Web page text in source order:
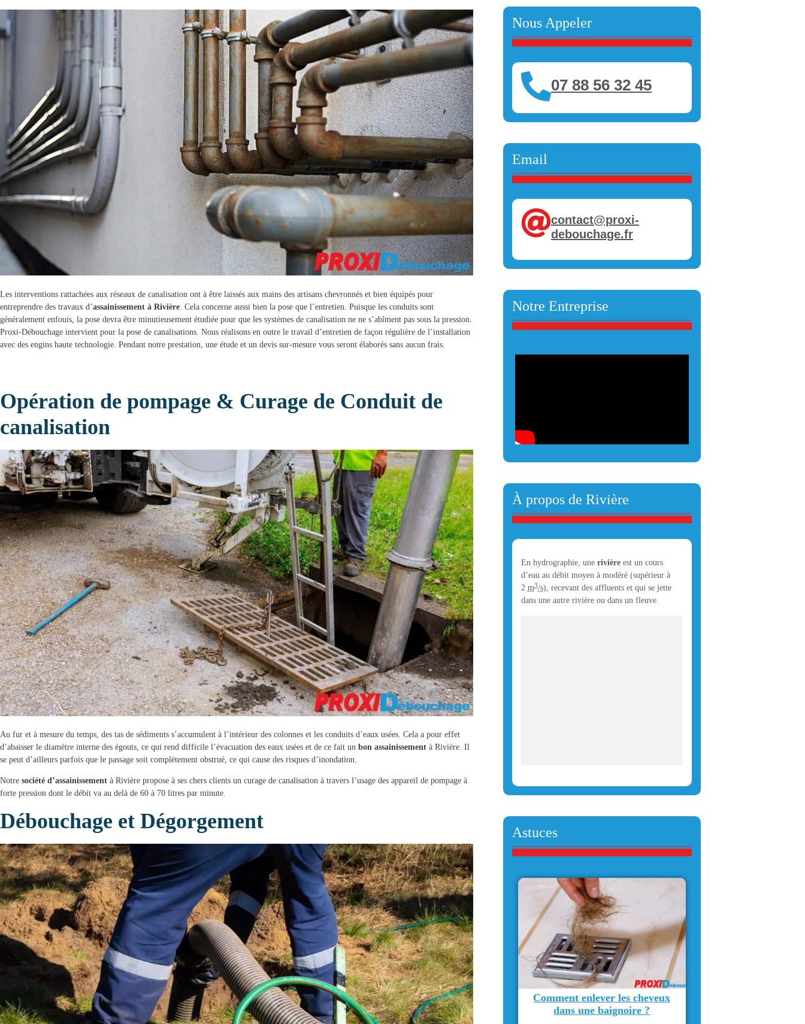
Les interventions rattachées aux réseaux de canalisation ont à être laissés aux mains des artisans chevronnés et bien équipés pour
entreprendre des travaux d’assainissement à Rivière . Cela concerne aussi bien la pose que l’entretien. Puisque les conduits sont
généralement enfouis, la pose devra être minutieusement étudiée pour que les systèmes de canalisation ne ne s’abîment pas sous la pression.
Proxi-Débouchage intervient pour la pose de canalisations . Nous réalisons en outre le travail d’entretien de façon régulière de l’installation
avec des engins haute technologie. Pendant notre prestation, une étude et un devis sur-mesure vous seront élaborés sans aucun frais.
Opération de pompage & Curage de Conduit de
canalisation
Au fur et à mesure du temps, des tas de sédiments s’accumulent à l’intérieur des colonnes et les conduits d’eaux usées. Cela a pour effet
d’abaisser le diamètre interne des égouts, ce qui rend difficile l’évacuation des eaux usées et de ce fait un bon assainissement à Rivière . Il
se peut d’ailleurs parfois que le passage soit complètement obstrué, ce qui cause des risques d’inondation.
Notre société d’assainissement à Rivière propose à ses chers clients un curage de canalisation à travers l’usage des appareil de pompage à
forte pression dont le débit va au delà de 60 à 70 litres par minute.
Débouchage et Dégorgement
Nous Appeler
07 88 56 32 45
Email
contact@proxi-
debouchage.fr
Notre Entreprise
À propos de Rivière
En hydrographie, une rivièreest un cours
d’eau au débit moyen à modéré (supérieur à
2 m3/s), recevant des affluents et qui se jette
dans une autre rivière ou dans un fleuve.
Astuces
Comment enlever les cheveux
dans une baignoire ?